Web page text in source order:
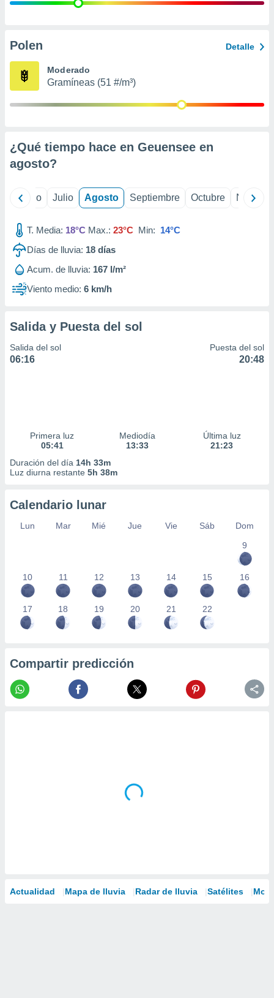
e
publicidad
Polen Detalle
Moderado
Gramíneas (51 #/m³)
¿Qué tiempo hace en Geuensee en
agosto?
Junio Julio Agosto Septiembre Octubre
T. Media: 18°C Max.: 23°C Min: 14°C
Días de lluvia: 18 días
Acum. de lluvia: 167 l/m²
Viento medio: 6 km/h
Salida y Puesta del sol
Salida del sol
06:16
Puesta del sol
20:48
Primera luz
05:41
Mediodía
13:33
Última luz
21:23
Duración del día 14h 33m
Luz diurna restante 5h 38m
Calendario lunar
Lun Mar Mié Jue Vie Sáb
Dom
9
10 11 12 13 14 15 16
17 18 19 20 21 22
Compartir predicción
Actualidad Mapa de lluvia Radar de lluvia Satélites